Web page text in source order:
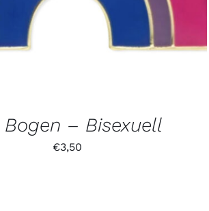
Bogen – Bisexuell
€3,50